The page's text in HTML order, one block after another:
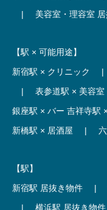
|
美容室・理容室
【駅 × 可能用途】
新宿駅 × クリニック
|
|
表参道駅 × 美容室
銀座駅 × バー 吉祥寺駅
新橋駅 × 居酒屋
|
【駅】
新宿駅 居抜き物件
|
|
横浜駅 居抜き物件